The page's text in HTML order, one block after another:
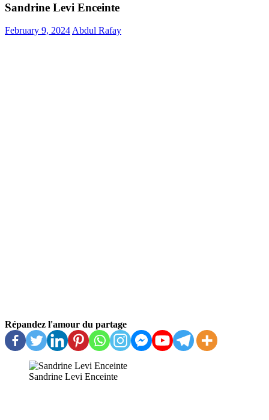
Sandrine Levi Enceinte
February 9, 2024Abdul Rafay
Répandez l'amour du partage
Sandrine Levi Enceinte